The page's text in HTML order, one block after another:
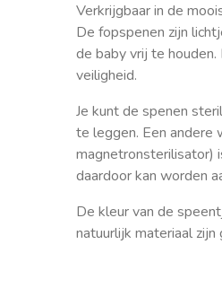
Verkrijgbaar in de
De fopspenen zijn
de baby vrij te
veiligheid.
Je kunt de spenen
te leggen. Een andere
magnetronsterilisator)
daardoor kan worden
De kleur van de
natuurlijk materiaal zijn